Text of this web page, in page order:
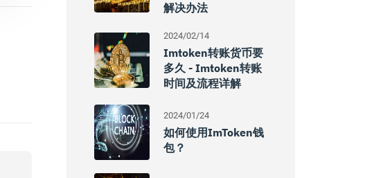
解决办法
2024/02/14
Imtoken转账货币要
多久 - Imtoken转账
时间及流程详解
2024/01/24
如何使用imToken钱
包？